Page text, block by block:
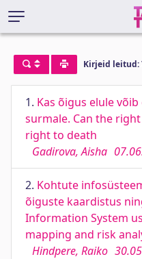
Kirjeid leitud:
1. Kas õigus elule
surmale. Can the
right to death
Gadirova, Aisha
2. Kohtute
õiguste kaardistus
Information System
mapping and risk
Hindpere, Raiko